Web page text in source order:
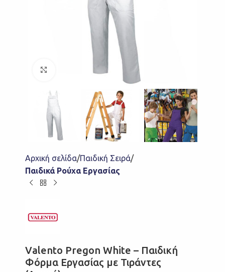
Click to enlarge
Αρχική σελίδα Παιδική Σειρά
Παιδικά Ρούχα Εργασίας
Valento Pregon White – Παιδική
Φόρμα Εργασίας με Τιράντες